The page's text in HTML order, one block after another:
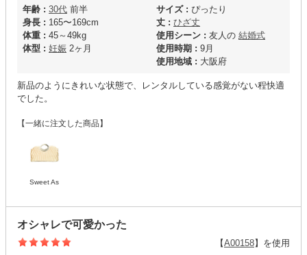
年齢 : 30代 前半
身長 : 165〜169cm
体重 : 45～49kg
体型 : 妊娠 2ヶ月
サイズ : ぴったり
丈 : ひざ丈
使用シーン : 友人の 結婚式
使用時期 : 9月
使用地域 : 大阪府
新品のようにきれいな状態で、レンタルしている感覚がない程快適
でした。
【一緒に注文した商品】
Sweet As
オシャレで可愛かった
【A00158】を使用